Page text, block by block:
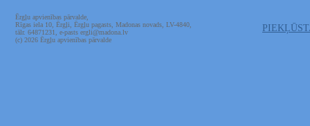
Ērgļu apvienības pārvalde,
Rīgas iela 10, Ērgļi, Ērgļu pagasts, Madonas novads, LV-4840,
tālr. 64871231, e-pasts ergli@madona.lv
(c) 2026 Ērgļu apvienības pārvalde